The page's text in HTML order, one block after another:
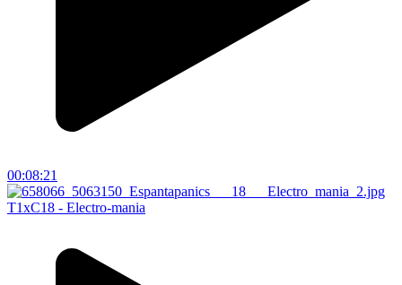
00:08:21
T1xC18 - Electro-mania